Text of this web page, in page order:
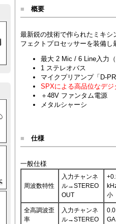
■ 概要
最新鋭の技術で作られたミキ
フェクトプロセッサーを装備
最大 2 Mic / 6 Line入力
1 ステレオバス
マイクプリアンプ「D-
SPXによる高品位なデ
＋48V ファンタム電源
メタルシャーシ
■ 仕様
一般仕様
周波数特性
入力チャンネ
ル→STEREO
OUT
小
全高調波歪
率
入力チャンネ
ル→STEREO